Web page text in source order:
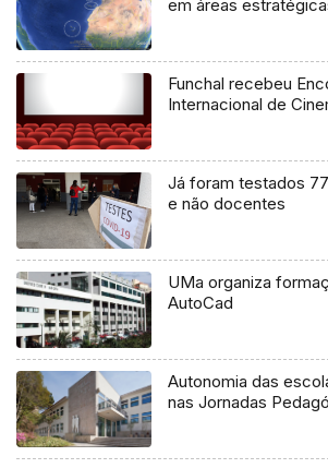
em áreas
Funchal recebeu
Internacional de
Já foram testados
e não docentes
UMa organiza
AutoCad
Autonomia das
nas Jornadas